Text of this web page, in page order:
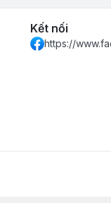
Kết nối
https://